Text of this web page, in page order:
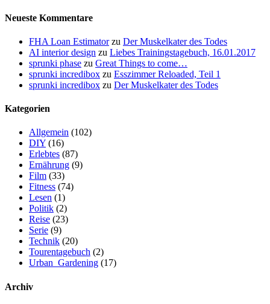
Neueste Kommentare
FHA Loan Estimatorzu Der Muskelkater des Todes
AI interior design zu Liebes Trainingstagebuch, 16.01.2017
sprunki phase zu Great Things to come…
sprunki incredibox zu Esszimmer Reloaded, Teil 1
sprunki incredibox zu Der Muskelkater des Todes
Kategorien
Allgemein (102)
DIY (16)
Erlebtes (87)
Ernährung (9)
Film (33)
Fitness (74)
Lesen (1)
Politik (2)
Reise (23)
Serie (9)
Technik (20)
Tourentagebuch (2)
Urban_Gardening (17)
Archiv